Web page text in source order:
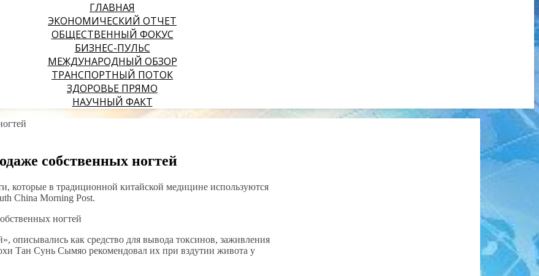
ГЛАВНАЯ
ЭКОНОМИЧЕСКИЙ ОТЧЕТ
ОБЩЕСТВЕННЫЙ ФОКУС
БИЗНЕС-ПУЛЬС
МЕЖДУНАРОДНЫЙ ОБЗОР
ТРАНСПОРТНЫЙ ПОТОК
ЗДОРОВЬЕ ПРЯМО
НАУЧНЫЙ ФАКТ
собственных ногтей
которые в традиционной китайской медицине используются
China Morning Post.
описывались как средство для вывода токсинов, заживления
Тан Сунь Сымяо рекомендовал их при вздутии живота у